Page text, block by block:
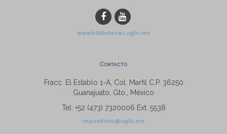
www.bibliotecas.ugto.mx
Contacto
Fracc. El Establo 1-A, Col. Marfil C.P. 36250
Guanajuato, Gto., México
Tel: +52 (473) 7320006 Ext. 5538
repositorio@ugto.mx